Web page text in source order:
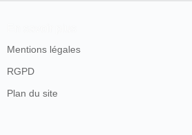
Mentions légales
RGPD
Plan du site